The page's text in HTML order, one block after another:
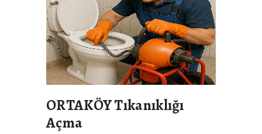
ORTAKÖY Tıkanıklığı
Açma